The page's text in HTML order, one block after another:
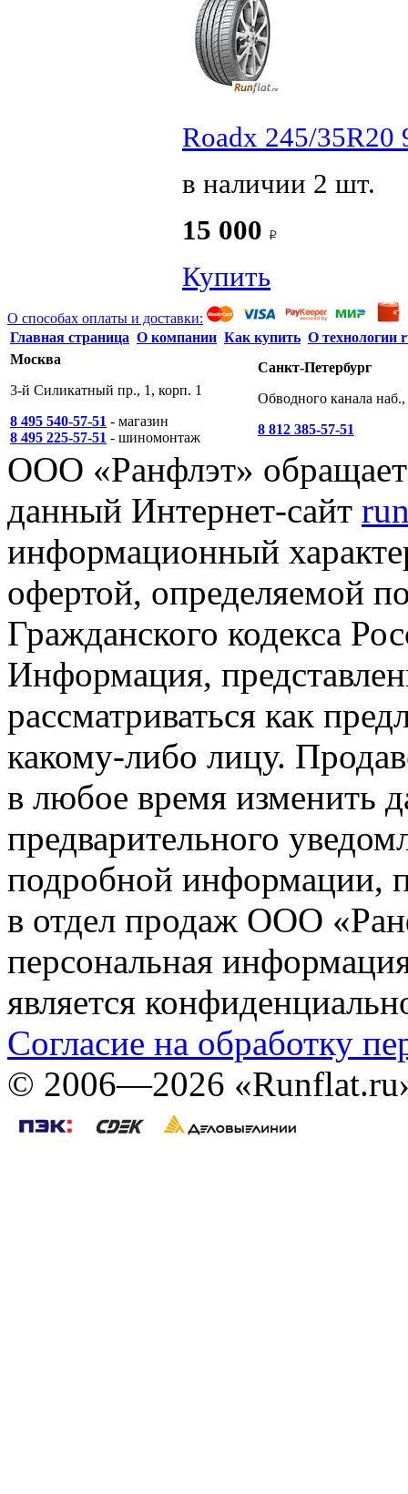
Roadx 245/
в наличии 2 шт.
15 000
Купить
О способах оплаты и доставки:
Главная страница О компании Как купить О технологии
Москва
3-й Силикатный пр., 1, корп. 1
8 495 540-57-51 - магазин
8 495 225-57-51 - шиномонтаж
Санкт-Петербург
Обводного канала
8 812 385-57-51
ООО «Ранфлэт»
данный Интернет-сайт
информационный
офертой, определяемой
Гражданского кодекса
Информация,
рассматриваться как
какому-либо лицу.
в любое время изменить
предварительного
подробной информации,
в отдел продаж ООО
персональная
является
Согласие на обработку
© 2006—2026